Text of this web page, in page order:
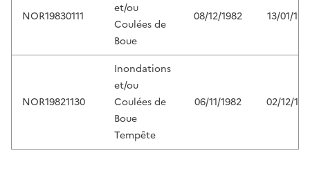
NOR19830111
et/ou
Coulées de
Boue
08/12/1982 13/01/
NOR19821130
Inondations
et/ou
Coulées de
Boue
Tempête
06/11/1982 02/12/